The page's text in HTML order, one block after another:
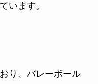
います。
り、バレーボール